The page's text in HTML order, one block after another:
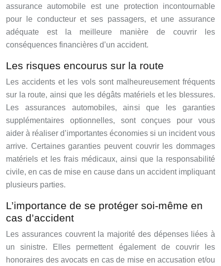
assurance automobile est une protection incontournable
pour le conducteur et ses passagers, et une assurance
adéquate est la meilleure manière de couvrir les
conséquences financières d’un accident.
Les risques encourus sur la route
Les accidents et les vols sont malheureusement fréquents
sur la route, ainsi que les dégâts matériels et les blessures.
Les assurances automobiles, ainsi que les garanties
supplémentaires optionnelles, sont conçues pour vous
aider à réaliser d’importantes économies si un incident vous
arrive. Certaines garanties peuvent couvrir les dommages
matériels et les frais médicaux, ainsi que la responsabilité
civile, en cas de mise en cause dans un accident impliquant
plusieurs parties.
L’importance de se protéger soi-même en
cas d’accident
Les assurances couvrent la majorité des dépenses liées à
un sinistre. Elles permettent également de couvrir les
honoraires des avocats en cas de mise en accusation et/ou